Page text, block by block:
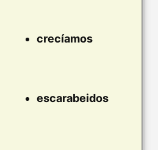
crecíamos
escarabeidos